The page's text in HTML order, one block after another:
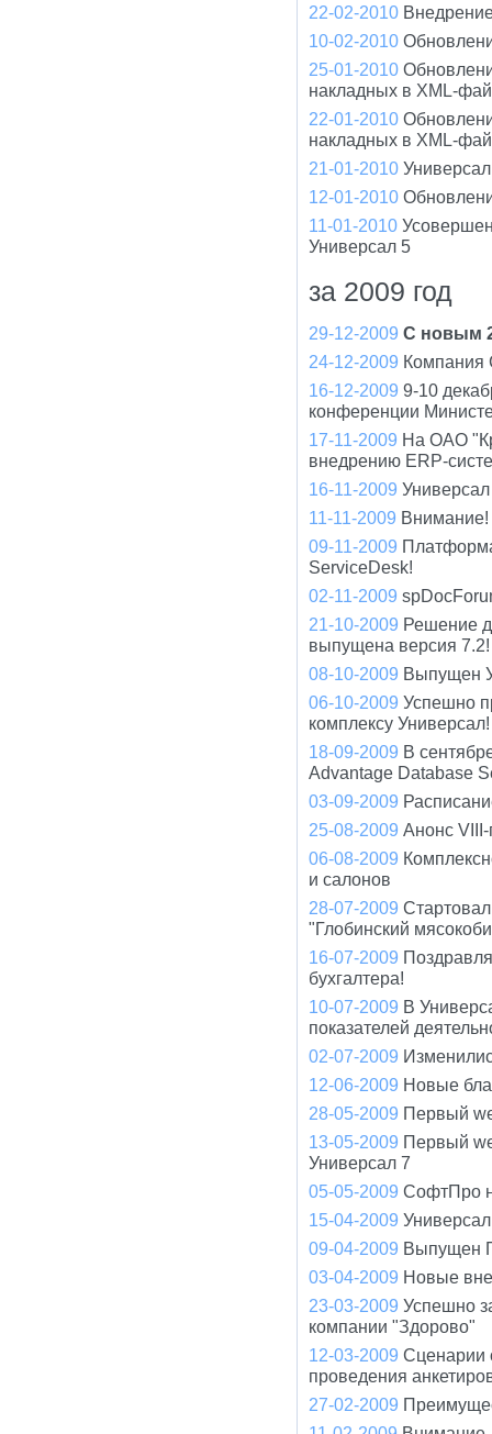
22-02-2010
10-02-2010
25-01-2010
накладных в XML-
22-01-2010
накладных в XML-
21-01-2010 Универсал
12-01-2010
11-01-2010
Универсал 5
за 2009 год
29-12-2009 С новым
24-12-2009 Компания
16-12-2009 9-10
конференции
17-11-2009 На ОАО
внедрению ERP-
16-11-2009 Универсал
11-11-2009
09-11-2009
ServiceDesk!
02-11-2009
21-10-2009 Решение
выпущена версия 7.2!
08-10-2009 Выпущен
06-10-2009 Успешно
комплексу Универсал!
18-09-2009 В
Advantage Database
03-09-2009
25-08-2009 Анонс
06-08-2009
и салонов
28-07-2009
"Глобинский
16-07-2009
бухгалтера!
10-07-2009 В
показателей
02-07-2009
12-06-2009 Новые
28-05-2009 Первый
13-05-2009 Первый
Универсал 7
05-05-2009 СофтПро
15-04-2009
09-04-2009 Выпущен
03-04-2009 Новые
23-03-2009 Успешно
компании "Здорово"
12-03-2009 Сценарии
проведения
27-02-2009